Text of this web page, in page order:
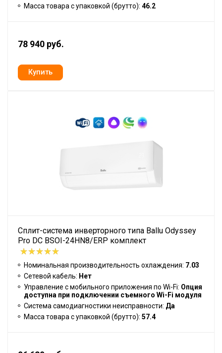
Масса товара с упаковкой (брутто): 46.2
78 940 руб.
Сплит-система инверторного типа Ballu Odyssey
Pro DC BSOI-24HN8/ERP комплект
Номинальная производительность охлаждения: 7.03
Сетевой кабель: Нет
Управление c мобильного приложения по Wi-Fi: Опция
доступна при подключении съемного Wi-Fi модуля
Система самодиагностики неисправности: Да
Масса товара с упаковкой (брутто): 57.4